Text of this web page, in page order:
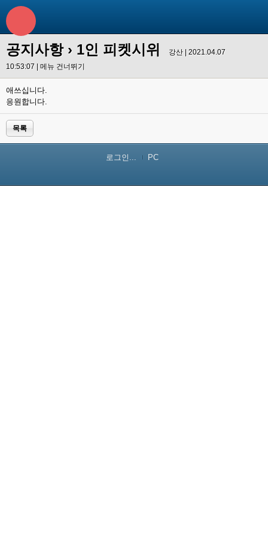
공지사항› 1인 피켓시위
강산 | 2021.04.07
10:53:07 | 메뉴 건너뛰기
애쓰십니다.
응원합니다.
목록
로그인... PC